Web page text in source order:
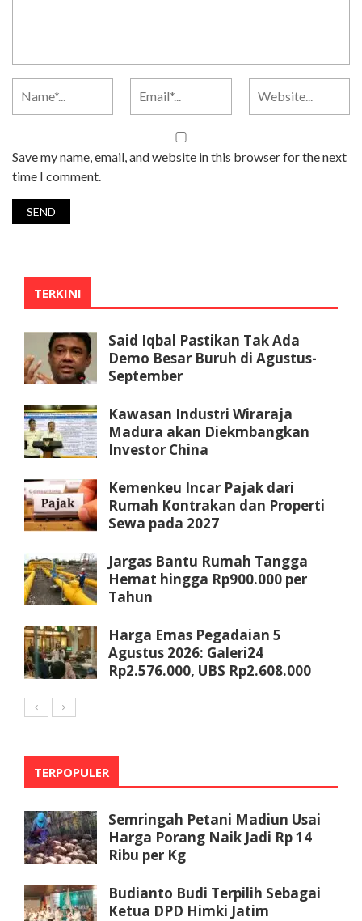
Save my name, email, and website in this browser for the next
time I comment.
TERKINI
Said Iqbal Pastikan Tak Ada
Demo Besar Buruh di Agustus-
September
Kawasan Industri Wiraraja
Madura akan Diekmbangkan
Investor China
Kemenkeu Incar Pajak dari
Rumah Kontrakan dan Properti
Sewa pada 2027
Jargas Bantu Rumah Tangga
Hemat hingga Rp900.000 per
Tahun
Harga Emas Pegadaian 5
Agustus 2026: Galeri24
Rp2.576.000, UBS Rp2.608.000
TERPOPULER
Semringah Petani Madiun Usai
Harga Porang Naik Jadi Rp 14
Ribu per Kg
Budianto Budi Terpilih Sebagai
Ketua DPD Himki Jatim